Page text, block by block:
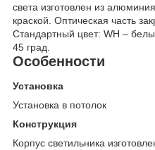
света изготовлен из
краской. Оптическая часть
Стандартный цвет: WH –
45 град.
Особенности
Установка
Установка в потолок
Конструкция
Корпус светильника